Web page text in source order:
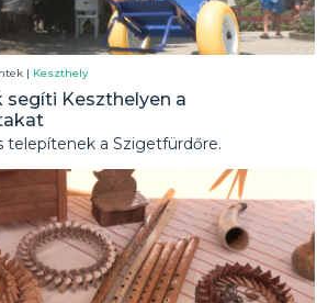
| Keszthely
segíti Keszthelyen a
telepítenek a Szigetfürdőre.